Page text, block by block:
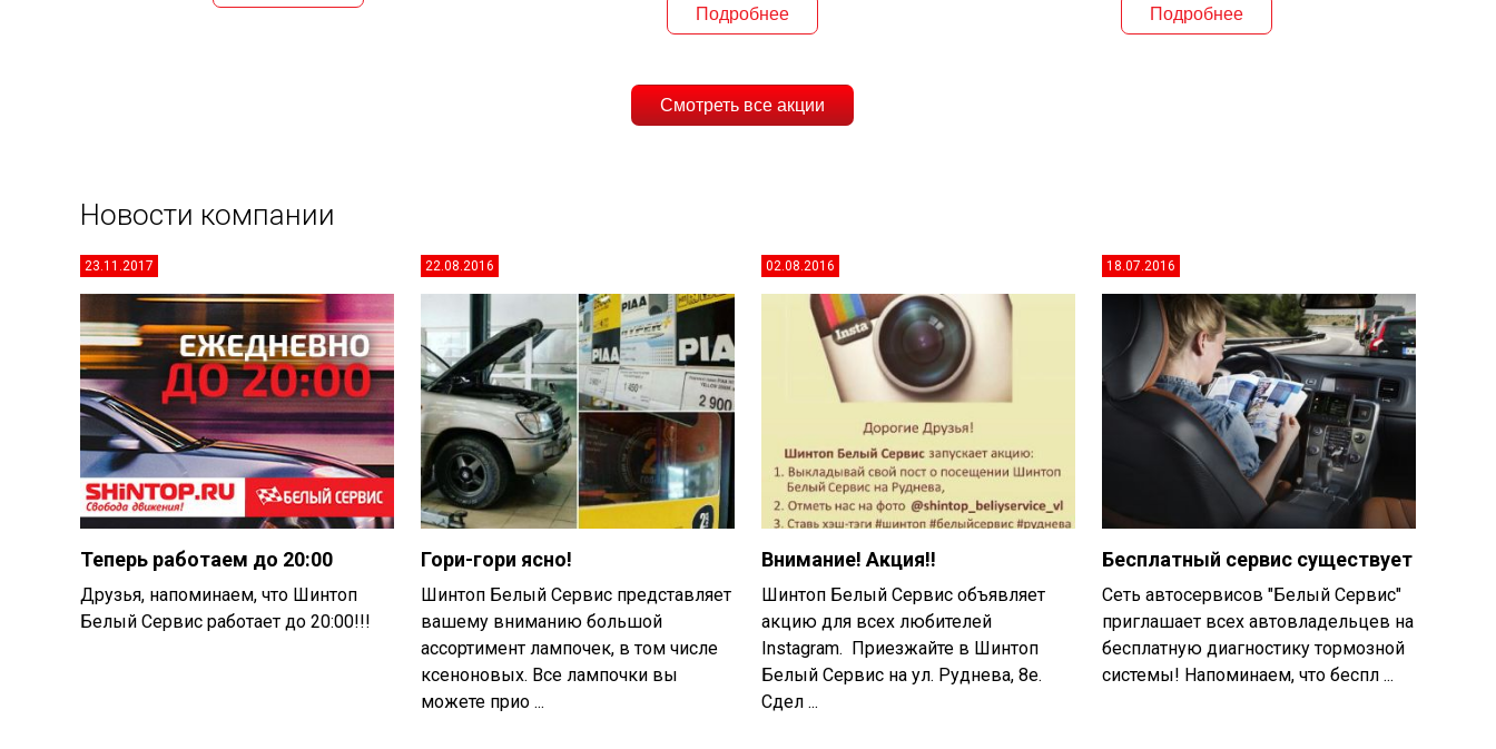
Подробнее Подробнее
Смотреть все акции
Новости компании
23.11.2017
Теперь работаем до 20:00
Друзья, напоминаем, что Шинтоп
Белый Сервис работает до 20:00!!!
22.08.2016
Гори-гори ясно!
Шинтоп Белый Сервис представляет
вашему вниманию большой
ассортимент лампочек, в том числе
ксеноновых. Все лампочки вы
можете прио ...
02.08.2016
Внимание! Акция!!
Шинтоп Белый Сервис объявляет
акцию для всех любителей
Instagram. Приезжайте в Шинтоп
Белый Сервис на ул. Руднева, 8е.
Сдел ...
18.07.2016
Бесплатный сервис существует
Сеть автосервисов "Белый Сервис"
приглашает всех автовладельцев на
бесплатную диагностику тормозной
системы! Напоминаем, что беспл ...